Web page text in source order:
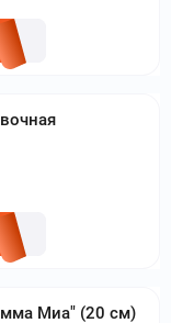
Миа" (20 см)